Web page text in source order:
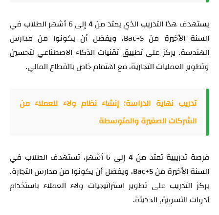
يستهدف هذا التدريب الذي يمتد من 4 إلى 6 أشهر الطلاب في
السنة الأخيرة من Bac+5، ويفضل أن يكونوا من مدارس
الهندسة. يركز على تطبيق تقنيات الذكاء الاصطناعي لتحسين
وتطوير العمليات التجارية، مع اهتمام خاص بالقطاع المالي.
تدريب نهاية الدراسة: إنشاء نظام ولاء للعملاء من
الشركات الصغيرة والمتوسطة
فرصة تدريبية تمتد من 4 إلى 6 أشهر، تستهدف الطلاب في
السنة الأخيرة من Bac+5، ويفضل أن يكونوا من مدارس التجارة.
يركز التدريب على تطوير استراتيجيات ولاء العملاء باستخدام
أدوات التسويق الحديثة.